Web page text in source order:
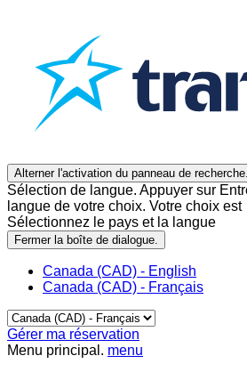
Alterner l'activation du panneau de recherche.
Sélection de langue. Appuyer sur
langue de votre choix. Votre choix est
Sélectionnez le pays et la langue
Fermer la boîte de dialogue.
Canada (CAD) - English
Canada (CAD) - Français
Gérer ma réservation
Menu principal. menu